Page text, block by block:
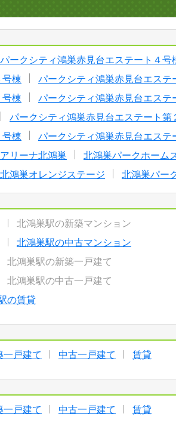
パークシティ鴻巣赤見台エステート４号
棟
パークシティ鴻巣赤見台エステ
棟
パークシティ鴻巣赤見台エステ
パークシティ鴻巣赤見台エステート第
棟
パークシティ鴻巣赤見台エステ
リーナ北鴻巣 北鴻巣パークホーム
鴻巣オレンジステージ 北鴻巣パー
北鴻巣駅の新築マンション
北鴻巣駅の中古マンション
北鴻巣駅の新築一戸建て
北鴻巣駅の中古一戸建て
の賃貸
一戸建て 中古一戸建て 賃貸
一戸建て 中古一戸建て 賃貸